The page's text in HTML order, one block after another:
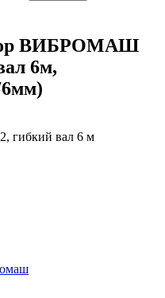
ВИБРОМАШ
6м,
гибкий вал 6 м